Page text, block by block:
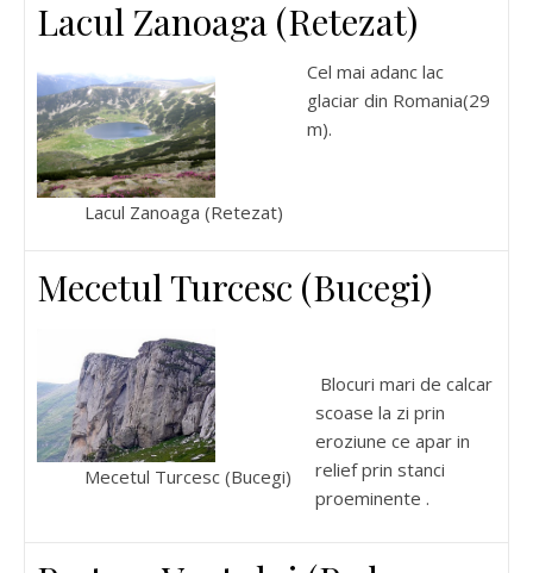
Lacul Zanoaga (Retezat)
Lacul Zanoaga (Retezat)
Cel mai adanc lac
glaciar din Romania(29
m).
Mecetul Turcesc (Bucegi)
Mecetul Turcesc (Bucegi)
Blocuri mari de calcar
scoase la zi prin
eroziune ce apar in
relief prin stanci
proeminente .